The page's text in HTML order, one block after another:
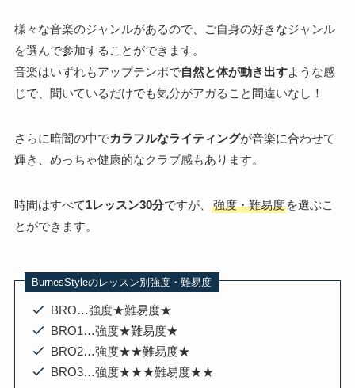
様々な音楽のジャンルがあるので、ご自身の好きなジャンル
を選んで参加することができます。
音楽はいずれもアップテンポで自然と体が動き出すような感
じで、聞いているだけでも気分がアガること間違いなし！
さらに暗闇の中でカラフルなライティングが音楽に合わせて
輝き、めっちゃ健康的なクラブ感もあります。
時間はすべて1レッスン30分ですが、 強度・難易度を選ぶこ
とができます。
BurnesStyleのレッスン別強度・難易度
BRO…強度★難易度★
BRO1…強度★難易度★
BRO2…強度★★難易度★
BRO3…強度★★★難易度★★